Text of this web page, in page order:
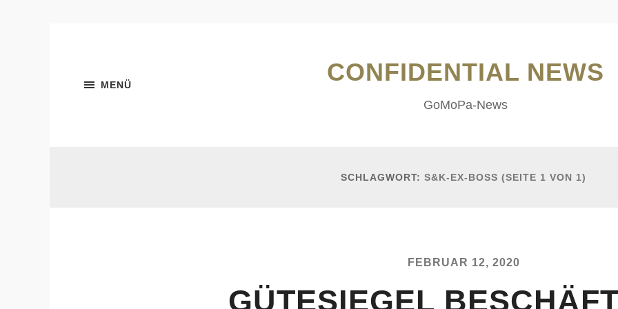
MENÜ CONFIDENTIAL NEWS
GoMoPa-News
SCHLAGWORT: S&K-EX-BOSS (SEITE 1 VON 1)
FEBRUAR 12, 2020
GÜTESIEGEL